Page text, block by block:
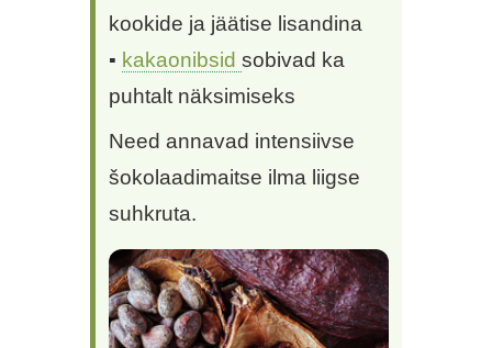
kookide ja jäätise lisandina
▪ kakaonibsid sobivad ka
puhtalt näksimiseks
Need annavad intensiivse
šokolaadimaitse ilma liigse
suhkruta.